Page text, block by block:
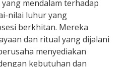
mendalam terhadap
nilai luhur yang
berkhitan. Mereka
dan ritual yang dijalani
menyediakan
kebutuhan dan